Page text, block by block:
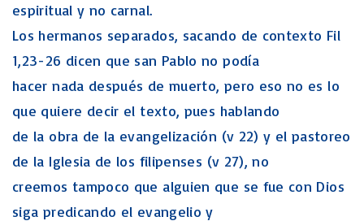
espiritual y no carnal.
Los hermanos separados, sacando de contexto Fil
1,23-26 dicen que san Pablo no podía
hacer nada después de muerto, pero eso no es lo
que quiere decir el texto, pues hablando
de la obra de la evangelización (v 22) y el pastoreo
de la Iglesia de los filipenses (v 27), no
creemos tampoco que alguien que se fue con Dios
siga predicando el evangelio y